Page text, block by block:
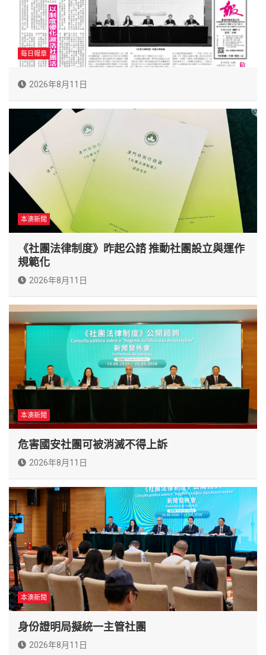
每日報章
2026年8月11日
本澳新聞
《社團法律制度》昨起公諮 推動社團設立與運作
規範化
2026年8月11日
本澳新聞
危害國安社團可被消滅不得上訴
2026年8月11日
本澳新聞
身份證明局擬統一主管社團
2026年8月11日